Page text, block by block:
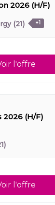
2026 (H/F)
(21) +1
l'offre
2026 (H/F)
l'offre